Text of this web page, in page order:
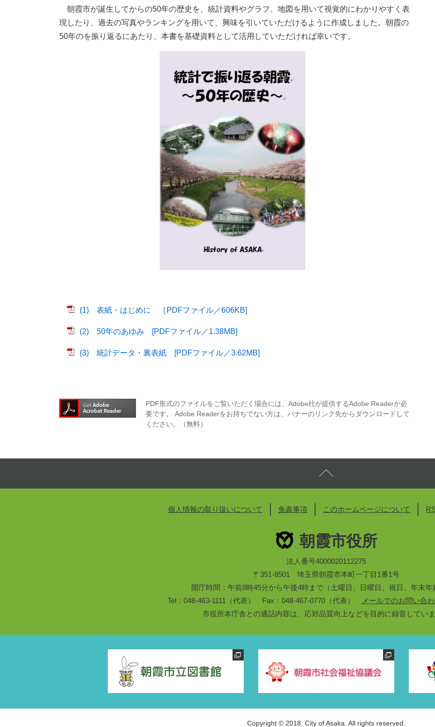
朝霞市が誕生してからの50年の歴史を、統計資料やグラフ、地図を用いて視覚的にわかりやすく表
現したり、過去の写真やランキングを用いて、興味を引いていただけるように作成しました。朝霞の
50年のを振り返るにあたり、本書を基礎資料として活用していただければ幸いです。
(1) 表紙・はじめに ［PDFファイル／606KB]
(2) 50年のあゆみ [PDFファイル／1.38MB]
(3) 統計データ・裏表紙 [PDFファイル／3.62MB]
PDF形式のファイルをご覧いただく場合には、Adobe社が提供するAdobe Readerが必
要です。
Adobe Readerをお持ちでない方は、バナーのリンク先からダウンロードして
ください。（無料）
個人情報の取り扱いについて 免責事項 このホームページについて
朝霞市役所
法人番号4000020112275
〒351-8501 埼玉県朝霞市本町一丁目1番1号
開庁時間：午前8時45分から午後4時まで（土曜日、日曜日、祝日、年末年
Tel：048-463-1111（代表） Fax：048-467-0770（代表）
メールでのお問い合
市役所本庁舎との通話内容は、応対品質向上などを目的に録音していま
Copyright © 2018. City of Asaka. All rights reserved.